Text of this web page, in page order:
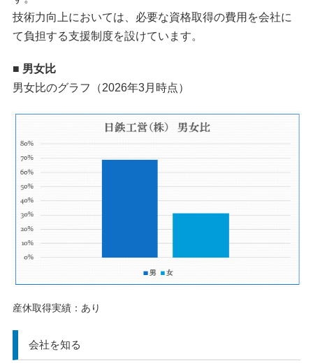
技術力向上においては、必要な資格取得の費用を会社に
て負担する支援制度を設けています。
■ 男女比
男女比のグラフ（2026年3月時点）
産休取得実績：あり
会社を知る